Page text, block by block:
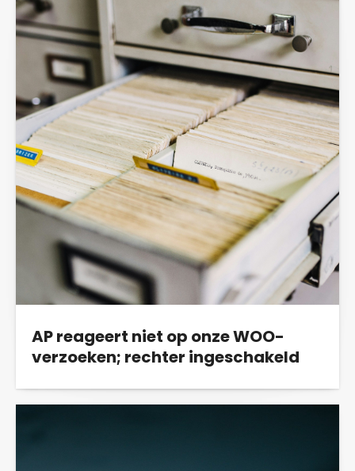
AP reageert niet op onze WOO-
verzoeken; rechter ingeschakeld